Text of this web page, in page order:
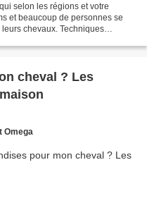
selon les régions et votre
et beaucoup de personnes se
chevaux. Techniques
cheval ? Les
Omega